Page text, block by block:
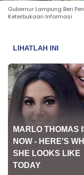
Gubernur Lampung Beri
Keterbukaan Informasi